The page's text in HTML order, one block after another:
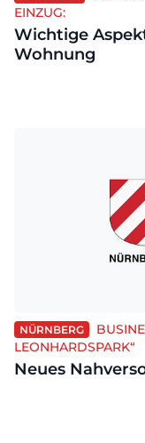
EINZUG:
Wichtige
Wohnung
NÜRNBERG
LEONHARDSPARK“
Neues